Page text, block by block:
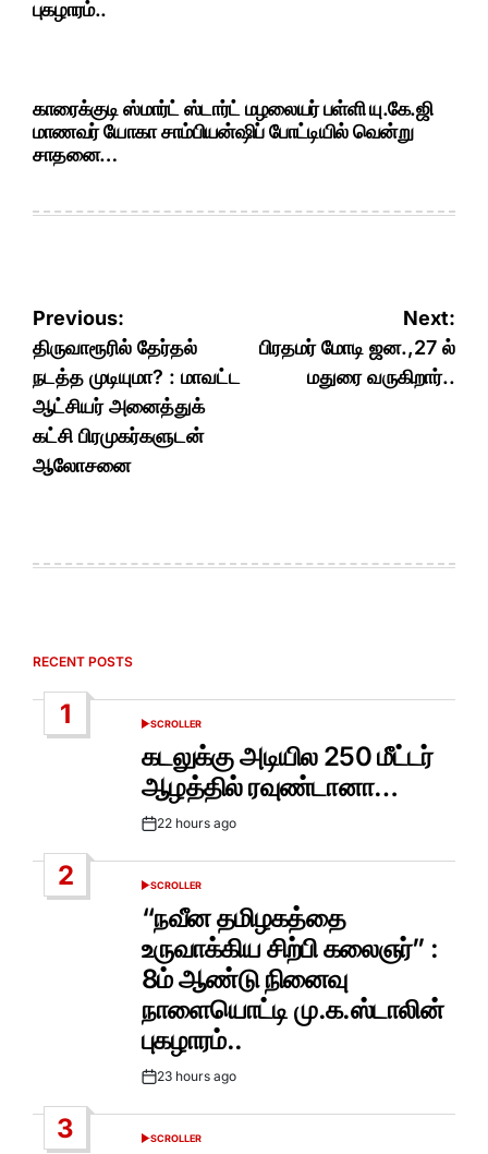
புகழாரம்..
காரைக்குடி ஸ்மார்ட் ஸ்டார்ட் மழலையர் பள்ளி யு.கே.ஜி
மாணவர் யோகா சாம்பியன்ஷிப் போட்டியில் வென்று
சாதனை…
Post
navigation
Previous:
திருவாரூரில் தேர்தல்
நடத்த முடியுமா? : மாவட்ட
ஆட்சியர் அனைத்துக்
கட்சி பிரமுகர்களுடன்
ஆலோசனை
Next:
பிரதமர் மோடி ஜன.,27 ல்
மதுரை வருகிறார்..
RECENT POSTS
1
POSTED
SCROLLER
கடலுக்கு அடியில 250 மீட்டர்
ஆழத்தில் ரவுண்டானா…
Post22 hours ago
2
POSTED
IN
SCROLLER
“நவீன தமிழகத்தை
உருவாக்கிய சிற்பி கலைஞர்” :
8ம் ஆண்டு நினைவு
நாளையொட்டி மு.க.ஸ்டாலின்
புகழாரம்..
Post23 hours ago
3
POSTED
SCROLLER